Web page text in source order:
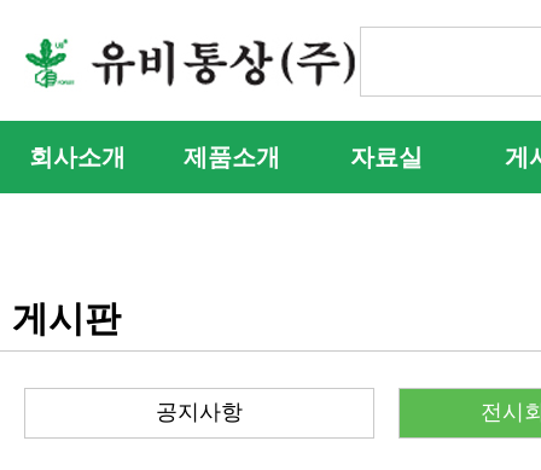
회사소개 제품소개 자료실 게
게시판
공지사항 전시